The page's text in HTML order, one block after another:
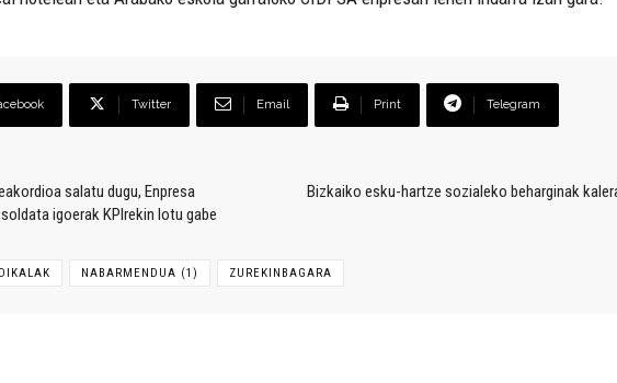
Twitter Email Print Telegram
salatu dugu, Enpresa
igoerak KPIrekin lotu gabe
Bizkaiko esku-hartze sozialeko beharginak
NABARMENDUA (1) ZUREKINBAGARA